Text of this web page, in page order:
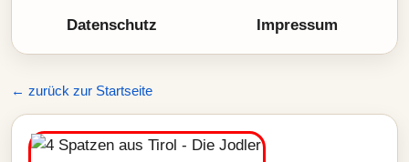
Datenschutz Impressum
← zurück zur Startseite